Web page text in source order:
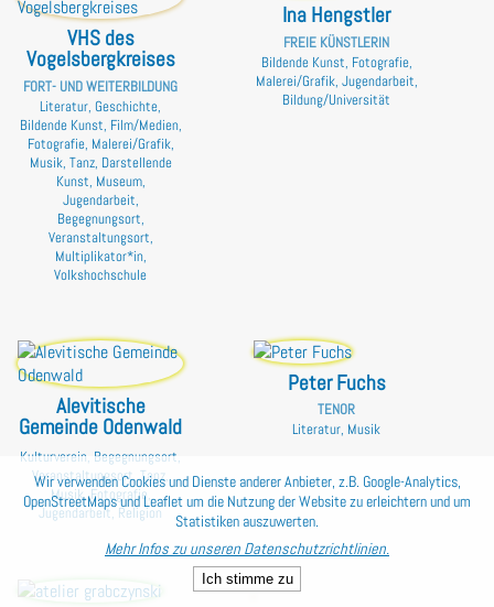
Wir verwenden Cookies und Dienste anderer Anbieter, z.B. Google-Analytics,
OpenStreetMaps und Leaflet um die Nutzung der Website zu erleichtern und um
Statistiken auszuwerten.
Mehr Infos zu unseren Datenschutzrichtlinien.
Ich stimme zu
VHS des
Vogelsbergkreises
FORT- UND WEITERBILDUNG
Literatur, Geschichte,
Bildende Kunst, Film/Medien,
Fotografie, Malerei/Grafik,
Musik, Tanz, Darstellende
Kunst, Museum,
Jugendarbeit,
Begegnungsort,
Veranstaltungsort,
Multiplikator*in,
Volkshochschule
Ina Hengstler
FREIE KÜNSTLERIN
Bildende Kunst, Fotografie,
Malerei/Grafik, Jugendarbeit,
Bildung/Universität
Alevitische
Gemeinde Odenwald
Kulturverein, Begegnungsort,
Veranstaltungsort, Tanz,
Musik, Fotografie,
Jugendarbeit, Religion
Peter Fuchs
TENOR
Literatur, Musik